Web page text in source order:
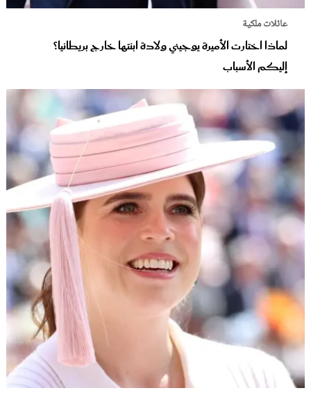
عائلات ملكية
لماذا اختارت الأميرة يوجيني ولادة ابنتها خارج بريطانيا؟
إليكم الأسباب